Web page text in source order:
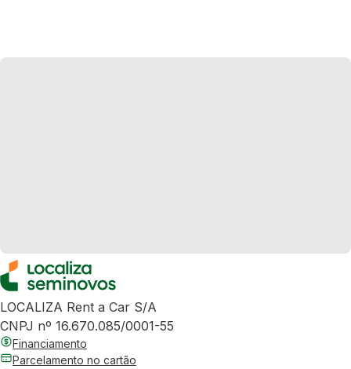
LOCALIZA Rent a Car S/A
CNPJ nº 16.670.085/0001-55
Financiamento
Parcelamento no cartão